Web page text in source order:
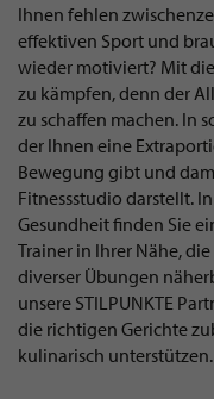
Ihnen fehlen
effektiven Sport und
wieder motiviert? Mit
zu kämpfen, denn der
zu schaffen machen. In
der Ihnen eine
Bewegung gibt und
Fitnessstudio darstellt.
Gesundheit finden Sie
Trainer in Ihrer Nähe,
diverser Übungen
unsere STILPUNKTE
die richtigen Gerichte
kulinarisch unterstützen.